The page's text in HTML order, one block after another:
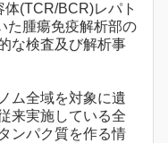
(TCR/BCR)レパト
た腫瘍免疫解析部の
な検査及び解析事
ム全域を対象に遺
来実施している全
ンパク質を作る情